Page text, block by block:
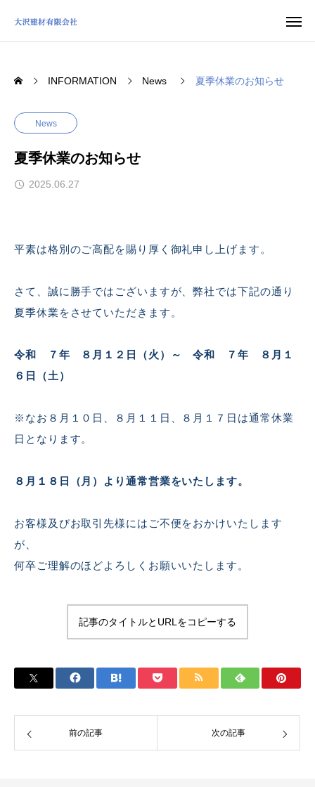
INFORMATION News 夏季休業のお知らせ
News
夏季休業のお知らせ
2025.06.27
平素は格別のご高配を賜り厚く御礼申し上げます。
さて、誠に勝手ではございますが、弊社では下記の通り
夏季休業をさせていただきます。
令和 ７年 ８月１２日（火）～ 令和 ７年 ８月１
６日（土）
※なお８月１０日、８月１１日、８月１７日は通常休業
日となります。
８月１８日（月）より通常営業をいたします。
お客様及びお取引先様にはご不便をおかけいたします
が、
何卒ご理解のほどよろしくお願いいたします。
記事のタイトルとURLをコピーする
前の記事 次の記事